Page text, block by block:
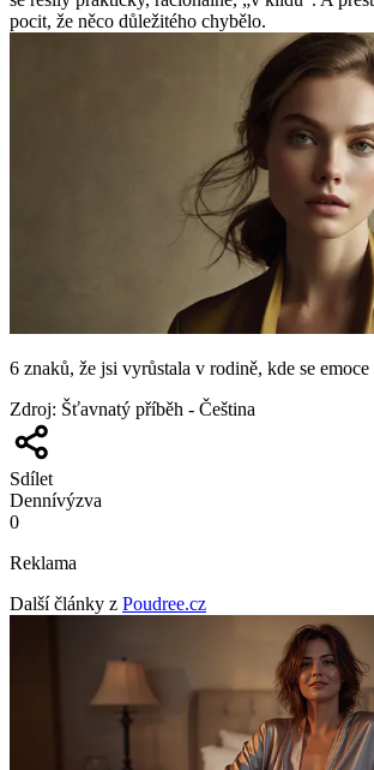
pocit, že něco důležitého chybělo.
6 znaků, že jsi vyrůstala v rodině, kde se
Zdroj: Šťavnatý příběh - Čeština
Sdílet
Dennívýzva
0
Reklama
Další články z Poudree.cz